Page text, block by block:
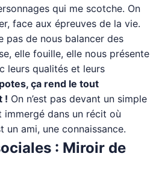
qui me scotche. On
face aux épreuves de la vie.
pas de nous balancer des
elle fouille, elle nous présente
leurs qualités et leurs
ça rend le tout
! On n’est pas devant un simple
dans un récit où
un ami, une connaissance.
: Miroir de